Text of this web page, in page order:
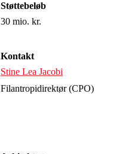
Støttebeløb
30 mio. kr.
Kontakt
Stine Lea Jacobi
Filantropidirektør (CPO)